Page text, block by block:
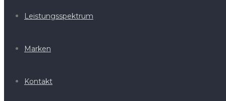
Leistungsspektrum
Marken
Kontakt